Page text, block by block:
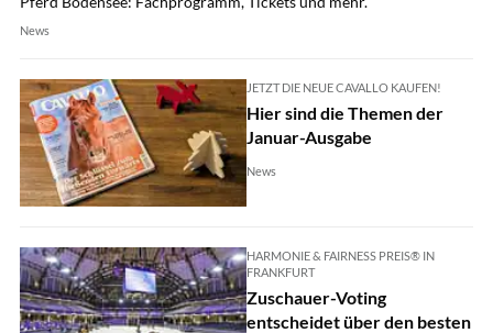
News
JETZT DIE NEUE CAVALLO KAUFEN!
Hier sind die Themen der
Januar-Ausgabe
News
HARMONIE & FAIRNESS PREIS® IN
FRANKFURT
Zuschauer-Voting
entscheidet über den besten